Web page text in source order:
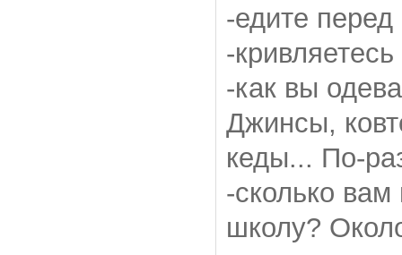
-едите
-
-как вы
Джинсы,
кеды... По-
-сколько
школу?